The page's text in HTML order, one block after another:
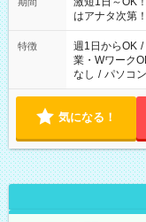
はアナタ次第！
特徴 週1日からOK /
業・Wワーク
なし / パソコ
気になる！